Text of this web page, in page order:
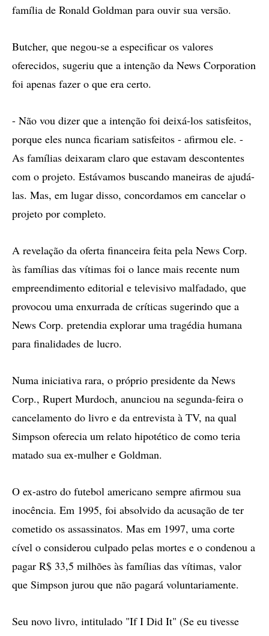
família de Ronald Goldman para ouvir sua versão.
Butcher, que negou-se a especificar os valores
oferecidos, sugeriu que a intenção da News Corporation
foi apenas fazer o que era certo.
- Não vou dizer que a intenção foi deixá-los satisfeitos,
porque eles nunca ficariam satisfeitos - afirmou ele. -
As famílias deixaram claro que estavam descontentes
com o projeto. Estávamos buscando maneiras de ajudá-
las. Mas, em lugar disso, concordamos em cancelar o
projeto por completo.
A revelação da oferta financeira feita pela News Corp.
às famílias das vítimas foi o lance mais recente num
empreendimento editorial e televisivo malfadado, que
provocou uma enxurrada de críticas sugerindo que a
News Corp. pretendia explorar uma tragédia humana
para finalidades de lucro.
Numa iniciativa rara, o próprio presidente da News
Corp., Rupert Murdoch, anunciou na segunda-feira o
cancelamento do livro e da entrevista à TV, na qual
Simpson oferecia um relato hipotético de como teria
matado sua ex-mulher e Goldman.
O ex-astro do futebol americano sempre afirmou sua
inocência. Em 1995, foi absolvido da acusação de ter
cometido os assassinatos. Mas em 1997, uma corte
cível o considerou culpado pelas mortes e o condenou a
pagar R$ 33,5 milhões às famílias das vítimas, valor
que Simpson jurou que não pagará voluntariamente.
Seu novo livro, intitulado "If I Did It" (Se eu tivesse